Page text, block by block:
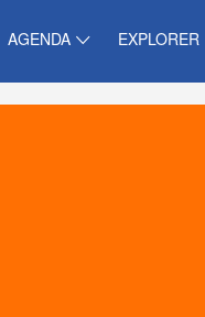
AGENDA EXPLORER